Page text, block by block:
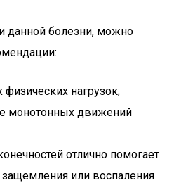
данной болезни, можно
нагрузок;
монотонных движений
отлично помогает
или воспаления